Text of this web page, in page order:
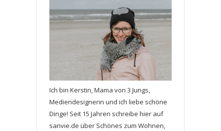
Ich bin Kerstin, Mama von 3 Jungs,
Mediendesignerin und ich liebe schöne
Dinge! Seit 15 Jahren schreibe hier auf
sanvie.de über Schönes zum Wohnen,